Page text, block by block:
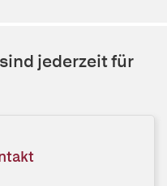
jederzeit für